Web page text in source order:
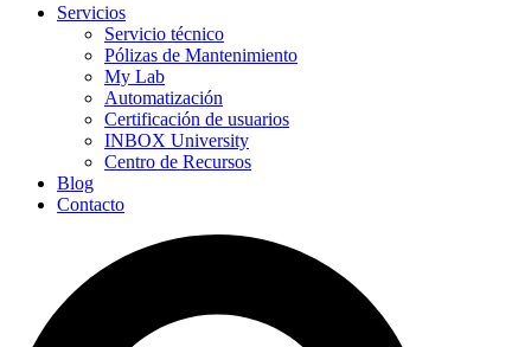
Servicios
Servicio técnico
Pólizas de Mantenimiento
My Lab
Automatización
Certificación de usuarios
INBOX University
Centro de Recursos
Blog
Contacto